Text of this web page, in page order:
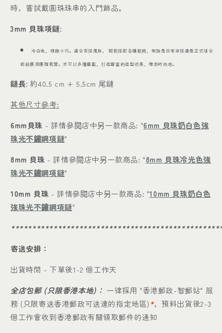
時，嘗試戴圓珠珠串的入門飾品。
3mm 貝珠項鏈:
冷白色，精緻小巧。適合百搭風格， 輕鬆搭配各種服飾，無論是日常穿搭還是正式場合
都能展現優雅氣質。亦可以多層疊戴，打造豐富的造型效果，增添時尚感。
鏈長: 約40.5 cm + 5.5cm 尾鏈
其他尺寸參考:
6mm貝珠 - 詳情參閱店中另一款商品: "6mm 貝珠奶白色強
珠光不鏽鋼項鏈"
8mm 貝珠 - 詳情參閱店中另一款商品: "8mm 貝珠冷光色強
珠光不鏽鋼項鏈"
10mm 貝珠 - 詳情參閱店中另一款商品: "10mm 貝珠奶白色
強珠光不鏽鋼項鏈"
寄送安排：
出貨時間 - 下單後1-2 個工作天
全店包郵 (只限香港本地)： 一律採用 "香港郵政-智郵站" 服
務 (只限寄送香港郵政可送達的指定地區) *，預料出貨後2-3
個工作會收到香港郵政有關領取郵件的通知